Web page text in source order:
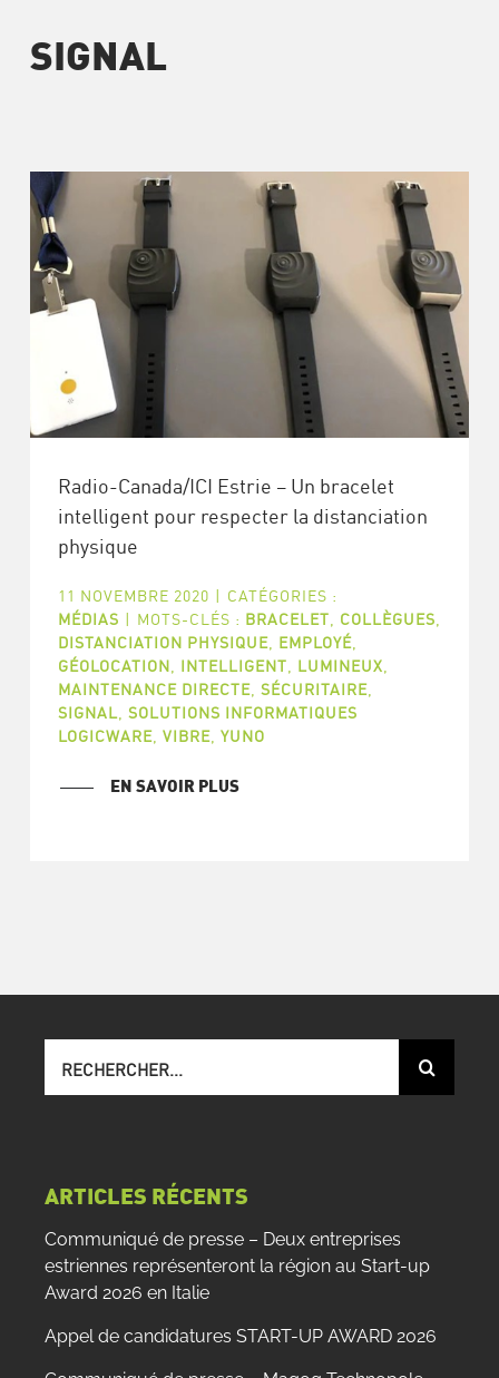
SIGNAL
Radio-Canada/ICI Estrie – Un bracelet
intelligent pour respecter la distanciation
physique
11 NOVEMBRE 2020 | CATÉGORIES :
MÉDIAS | MOTS-CLÉS : BRACELET COLLÈGUES
DISTANCIATION PHYSIQUE, EMPLOYÉ,
GÉOLOCATION
INTELLIGENT LUMINEUX
MAINTENANCE DIRECTE, SÉCURITAIRE,
SIGNAL SOLUTIONS INFORMATIQUES
LOGICWARE, VIBRE, YUNO
EN SAVOIR PLUS
sur
ARTICLES RÉCENTS
Communiqué de presse – Deux entreprises
estriennes représenteront la région au Start-up
Award 2026 en Italie
Appel de candidatures START-UP AWARD 2026